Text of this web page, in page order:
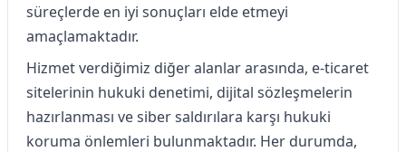
süreçlerde en iyi sonuçları elde etmeyi
amaçlamaktadır.
Hizmet verdiğimiz diğer alanlar arasında, e-ticaret
sitelerinin hukuki denetimi, dijital sözleşmelerin
hazırlanması ve siber saldırılara karşı hukuki
koruma önlemleri bulunmaktadır. Her durumda,